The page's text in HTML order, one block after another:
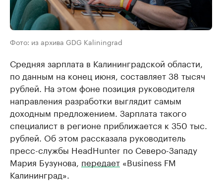
Фото: из архива GDG Kaliningrad
Средняя зарплата в Калининградской области,
по данным на конец июня, составляет 38 тысяч
рублей. На этом фоне позиция руководителя
направления разработки выглядит самым
доходным предложением. Зарплата такого
специалист в регионе приближается к 350 тыс.
рублей. Об этом рассказала руководитель
пресс-службы HeadHunter по Северо-Западу
Мария Бузунова, передает «Business FM
Калининград».